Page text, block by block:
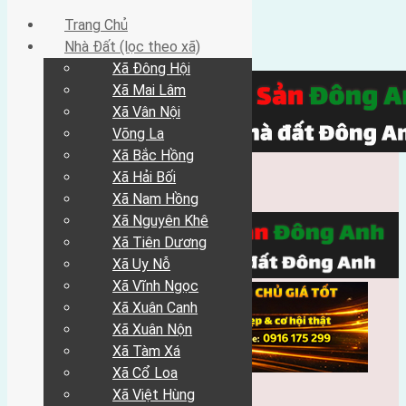
Trang Chủ
Trang Chủ
Nhà Đất (lọc theo xã)
Xã Đông Hội
Xã Mai Lâm
Xã Vân Nội
Võng La
Xã Bắc Hồng
Xã Hải Bối
Xã Nam Hồng
Xã Nguyên Khê
Xã Tiên Dương
Xã Uy Nỗ
Xã Vĩnh Ngọc
Xã Xuân Canh
Xã Xuân Nộn
Xã Tàm Xá
Xã Cổ Loa
Xã Việt Hùng